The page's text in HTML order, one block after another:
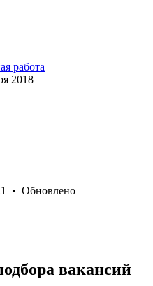
работа
2018
• Обновлено
вакансий